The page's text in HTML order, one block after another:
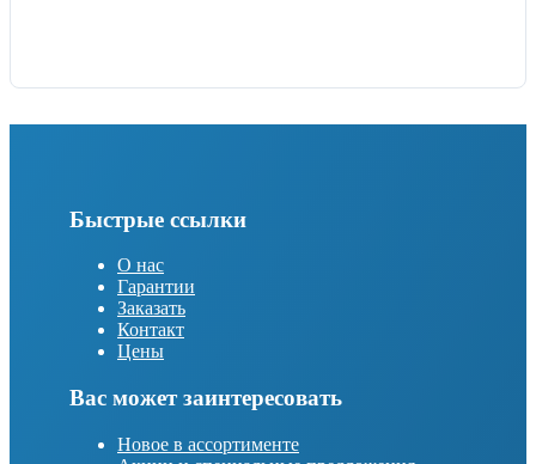
Быстрые ссылки
О нас
Гарантии
Заказать
Контакт
Цены
Вас может заинтересовать
Новое в ассортименте